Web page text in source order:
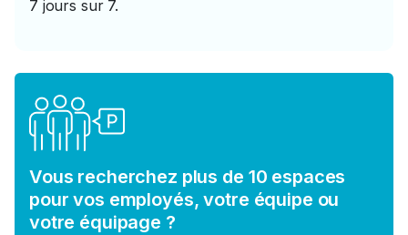
7 jours sur 7.
Vous recherchez plus de 10 espaces
pour vos employés, votre équipe ou
votre équipage ?